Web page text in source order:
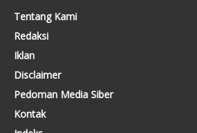
Tentang Kami
Redaksi
Iklan
Disclaimer
Pedoman Media Siber
Kontak